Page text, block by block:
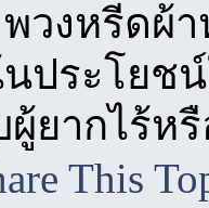
พวงหรีดผ้
นประโยช
ผู้ยากไร้ห
This